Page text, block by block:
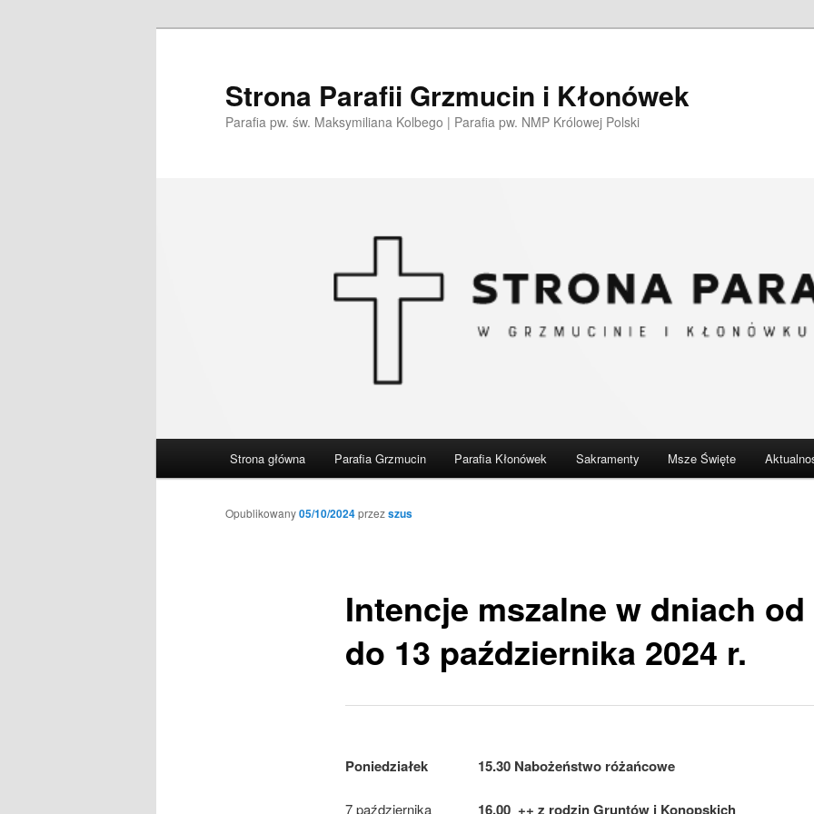
Strona Parafii Grzmucin i Kłonówek
Parafia pw. św. Maksymiliana Kolbego | Parafia pw. NMP Królowej Polski
Strona główna Parafia Grzmucin Parafia Kłonówek Sakramenty Msze Święte
Intencje mszalne w dniach od
do 13 października 2024 r.
Opublikowany05/10/2024przezszus
Poniedziałek
7 października
15.30 Nabożeństwo różańcowe
16.00 ++ z rodzin Gruntów i Konopskich